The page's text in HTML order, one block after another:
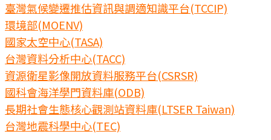
臺灣氣候變遷推估資訊與調適知識平台(TCCIP)
環境部(MOENV)
國家太空中心(TASA)
台灣資料分析中心(TACC)
資源衛星影像開放資料服務平台(CSRSR)
國科會海洋學門資料庫(ODB)
長期社會生態核心觀測站資料庫(LTSER Taiwan)
台灣地震科學中心(TEC)